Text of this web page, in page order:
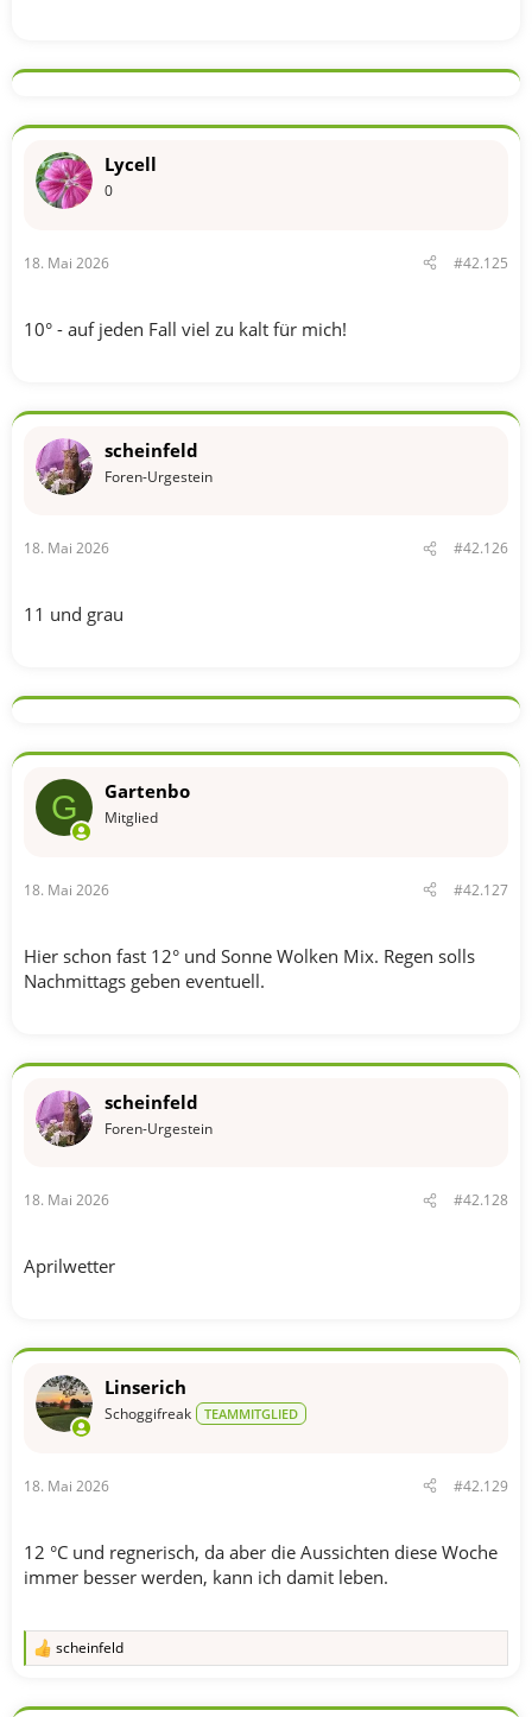
Lycell
0
18. Mai 2026 #42.125
10° - auf jeden Fall viel zu kalt für mich!
scheinfeld
Foren-Urgestein
18. Mai 2026 #42.126
11 und grau
G Gartenbo
Mitglied
18. Mai 2026 #42.127
Hier schon fast 12° und Sonne Wolken Mix. Regen solls
Nachmittags geben eventuell.
scheinfeld
Foren-Urgestein
18. Mai 2026 #42.128
Aprilwetter
Linserich
Schoggifreak TEAMMITGLIED
18. Mai 2026 #42.129
12 °C und regnerisch, da aber die Aussichten diese Woche
immer besser werden, kann ich damit leben.
R
k
scheinfeld